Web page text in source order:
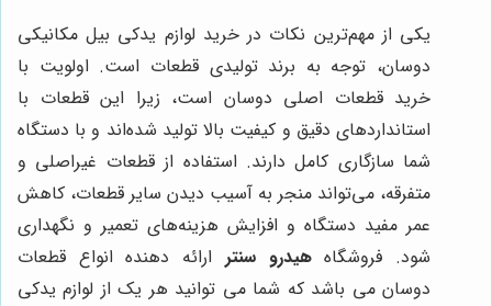
یکی از مهم‌ترین نکات در خرید لوازم یدکی بیل مکانیکی
دوسان، توجه به برند تولیدی قطعات است. اولویت با
خرید قطعات اصلی دوسان است، زیرا این قطعات با
استانداردهای دقیق و کیفیت بالا تولید شده‌اند و با دستگاه
شما سازگاری کامل دارند. استفاده از قطعات غیراصلی و
متفرقه، می‌تواند منجر به آسیب دیدن سایر قطعات، کاهش
عمر مفید دستگاه و افزایش هزینه‌های تعمیر و نگهداری
شود. فروشگاههیدرو سنتر ارائه دهنده انواع قطعات
دوسان می باشد که شما می توانید هر یک از لوازم یدکی